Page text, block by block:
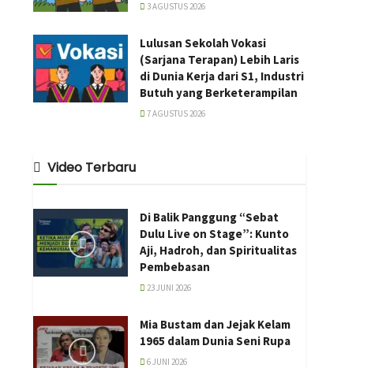
3 AGUSTUS 2026
Lulusan Sekolah Vokasi
(Sarjana Terapan) Lebih Laris
di Dunia Kerja dari S1, Industri
Butuh yang Berketerampilan
7 AGUSTUS 2026
Video Terbaru
Di Balik Panggung “Sebat
Dulu Live on Stage”: Kunto
Aji, Hadroh, dan Spiritualitas
Pembebasan
23 JUNI 2026
Mia Bustam dan Jejak Kelam
1965 dalam Dunia Seni Rupa
6 JUNI 2026